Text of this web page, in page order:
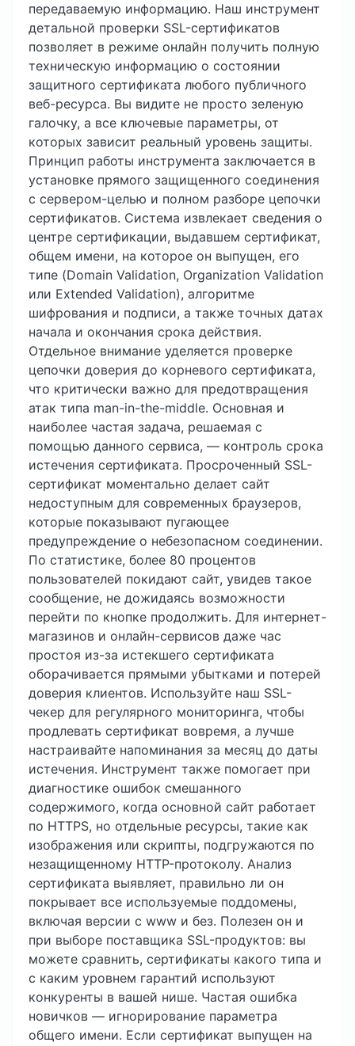
передаваемую информацию. Наш инструмент
детальной проверки SSL-сертификатов
позволяет в режиме онлайн получить полную
техническую информацию о состоянии
защитного сертификата любого публичного
веб-ресурса. Вы видите не просто зеленую
галочку, а все ключевые параметры, от
которых зависит реальный уровень защиты.
Принцип работы инструмента заключается в
установке прямого защищенного соединения
с сервером-целью и полном разборе цепочки
сертификатов. Система извлекает сведения о
центре сертификации, выдавшем сертификат,
общем имени, на которое он выпущен, его
типе (Domain Validation, Organization Validation
или Extended Validation), алгоритме
шифрования и подписи, а также точных датах
начала и окончания срока действия.
Отдельное внимание уделяется проверке
цепочки доверия до корневого сертификата,
что критически важно для предотвращения
атак типа man-in-the-middle. Основная и
наиболее частая задача, решаемая с
помощью данного сервиса, — контроль срока
истечения сертификата. Просроченный SSL-
сертификат моментально делает сайт
недоступным для современных браузеров,
которые показывают пугающее
предупреждение о небезопасном соединении.
По статистике, более 80 процентов
пользователей покидают сайт, увидев такое
сообщение, не дожидаясь возможности
перейти по кнопке продолжить. Для интернет-
магазинов и онлайн-сервисов даже час
простоя из-за истекшего сертификата
оборачивается прямыми убытками и потерей
доверия клиентов. Используйте наш SSL-
чекер для регулярного мониторинга, чтобы
продлевать сертификат вовремя, а лучше
настраивайте напоминания за месяц до даты
истечения. Инструмент также помогает при
диагностике ошибок смешанного
содержимого, когда основной сайт работает
по HTTPS, но отдельные ресурсы, такие как
изображения или скрипты, подгружаются по
незащищенному HTTP-протоколу. Анализ
сертификата выявляет, правильно ли он
покрывает все используемые поддомены,
включая версии с www и без. Полезен он и
при выборе поставщика SSL-продуктов: вы
можете сравнить, сертификаты какого типа и
с каким уровнем гарантий используют
конкуренты в вашей нише. Частая ошибка
новичков — игнорирование параметра
общего имени. Если сертификат выпущен на